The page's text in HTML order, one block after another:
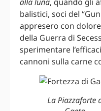
balistici, soci del
appresero con
della Guerra di
sperimentare
cannoni sulla carne
La Piazzaforte